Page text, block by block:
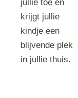
jullie toe en
krijgt jullie
kindje een
blijvende plek
in jullie thuis.